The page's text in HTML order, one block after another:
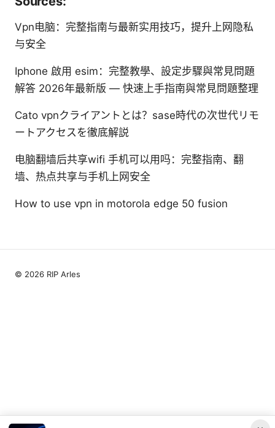
Vpn电脑：完整指南与最新实用技巧，提升上网隐私
与安全
Iphone 啟用 esim：完整教學、設定步驟與常見問題
解答 2026年最新版 — 快速上手指南與常見問題整理
Cato vpnクライアントとは？sase時代の次世代リモ
ートアクセスを徹底解説
电脑翻墙后共享wifi 手机可以用吗：完整指南、翻
墙、热点共享与手机上网安全
How to use vpn in motorola edge 50 fusion
© 2026 RIP Arles